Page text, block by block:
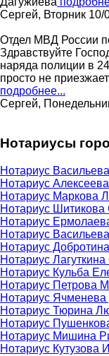
Сергей, Вторник 10/
Отдел МВД России
Здравствуйте
наряда полиции в
просто не
подробнее...
Сергей,
Нотариусы
Нотариус
Нотариус
Нотариус Маркова
Нотариус Шитикова
Нотариус
Нотариус
Нотариус
Нотариус
Нотариус Кульба
Нотариус Петрова
Нотариус
Нотариус Тюрина
Нотариус
Нотариус Мишина
Нотариус Кутузова